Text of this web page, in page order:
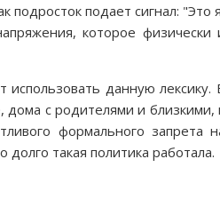
подросток подает сигнал: "Это
которое физически
использовать данную лексику.
с родителями и близкими,
формального запрета
такая политика работала.